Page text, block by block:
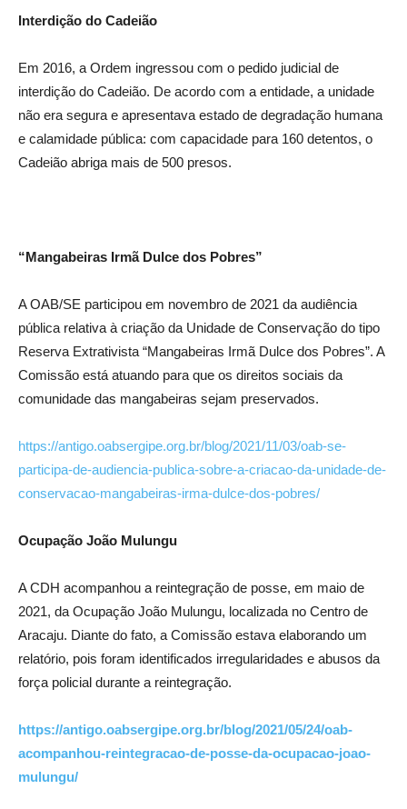
Interdição do Cadeião
Em 2016, a Ordem ingressou com o pedido judicial de
interdição do Cadeião. De acordo com a entidade, a unidade
não era segura e apresentava estado de degradação humana
e calamidade pública: com capacidade para 160 detentos, o
Cadeião abriga mais de 500 presos.
“Mangabeiras Irmã Dulce dos Pobres”
A OAB/SE participou em novembro de 2021 da audiência
pública relativa à criação da Unidade de Conservação do tipo
Reserva Extrativista “Mangabeiras Irmã Dulce dos Pobres”. A
Comissão está atuando para que os direitos sociais da
comunidade das mangabeiras sejam preservados.
https://antigo.oabsergipe.org.br/blog/2021/11/03/oab-se-
participa-de-audiencia-publica-sobre-a-criacao-da-unidade-de-
conservacao-mangabeiras-irma-dulce-dos-pobres/
Ocupação João Mulungu
A CDH acompanhou a reintegração de posse, em maio de
2021, da Ocupação João Mulungu, localizada no Centro de
Aracaju. Diante do fato, a Comissão estava elaborando um
relatório, pois foram identificados irregularidades e abusos da
força policial durante a reintegração.
https://antigo.oabsergipe.org.br/blog/2021/05/24/oab-
acompanhou-reintegracao-de-posse-da-ocupacao-joao-
mulungu/